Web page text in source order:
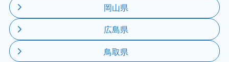
岡山県
広島県
鳥取県